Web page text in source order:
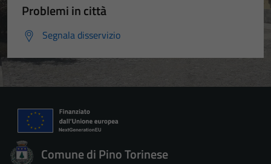
Problemi in città
Segnala disservizio
Comune di Pino Torinese